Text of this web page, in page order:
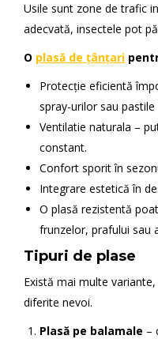
Usile sunt zone de trafic
adecvată, insectele pot
O plasă de țânțari
Protecție eficientă
spray-urilor sau
Ventilatie naturala –
constant.
Confort sporit în
Integrare estetică în
O plasă rezistentă
frunzelor, prafului sau
Tipuri de plase
Există mai multe
diferite nevoi.
Plasă pe balamale –